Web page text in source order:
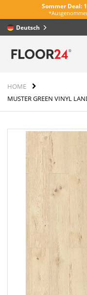
Sommer Deal:
HOME
MUSTER GREEN VINYL
Bildergalerie
Deutsch